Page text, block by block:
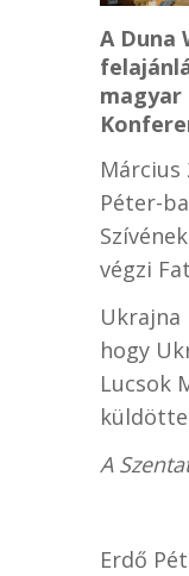
A Duna
magyar
Péter-
végzi
Ukrajna
hogy
Lucsok
A
Erdő